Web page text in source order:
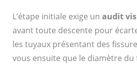
L’étape initiale exige un audit
avant toute descente pour
les tuyaux présentant des
vous ensuite que le diamètre du